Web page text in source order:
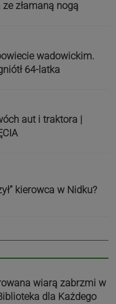
złamaną nogą
wadowickim.
64-latka
aut i traktora |
kierowca w Nidku?
wiarą zabrzmi w
dla Każdego